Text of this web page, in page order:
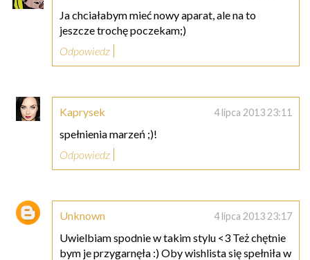
Ja chciałabym mieć nowy aparat, ale na to
jeszcze trochę poczekam;)
Odpowiedz
Kaprysek 4 lipca 2013 23:11
spełnienia marzeń ;)!
Odpowiedz
Unknown 4 lipca 2013 23:17
Uwielbiam spodnie w takim stylu <3 Też chętnie
bym je przygarnęła :) Oby wishlista się spełniła w